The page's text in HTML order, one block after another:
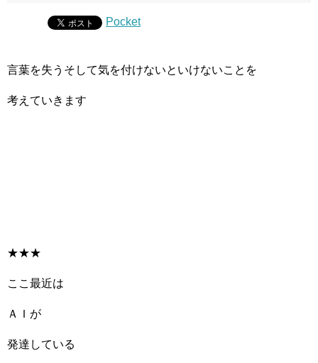
Pocket
言葉を失うそして気を付けないといけないことを
考えていきます
★★★
ここ最近は
ＡＩが
発達している